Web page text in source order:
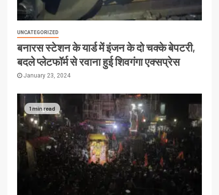
UNCATEGORIZED
बनारस स्टेशन के यार्ड में इंजन के दो चक्के बेपटरी,
बदले प्लेटफॉर्म से रवाना हुई शिवगंगा एक्सप्रेस
January 23, 2024
1 min read